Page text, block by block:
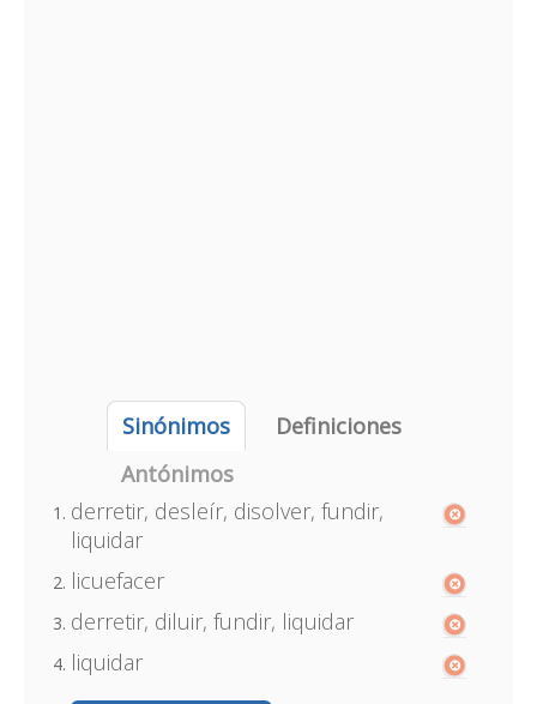
Sinónimos
Definiciones
Antónimos
derretir, desleír, disolver, fundir,
liquidar
licuefacer
derretir, diluir, fundir, liquidar
liquidar